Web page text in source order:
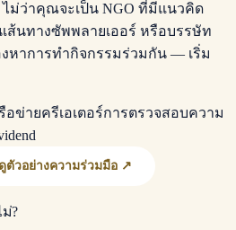
ไม่ว่าคุณจะเป็น NGO ที่มีแนวคิด
ส้นทางซัพพลายเออร์ หรือบรรษัท
หาการทำกิจกรรมร่วมกัน — เริ่ม
อข่ายครีเอเตอร์การตรวจสอบความ
ดูตัวอย่างความร่วมมือ ↗
?